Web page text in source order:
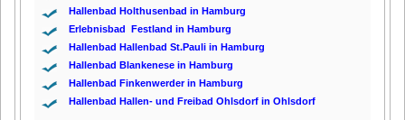
Hallenbad Holthusenbad in Hamburg
Erlebnisbad Festland in Hamburg
Hallenbad Hallenbad St.Pauli in Hamburg
Hallenbad Blankenese in Hamburg
Hallenbad Finkenwerder in Hamburg
Hallenbad Hallen- und Freibad Ohlsdorf in Ohlsdorf